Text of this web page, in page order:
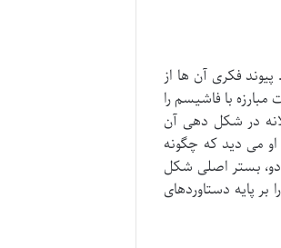
فکری آن ها از
با فاشیسم را
در شکل دهی آن
می دید که چگونه
دو، بستر اصلی شکل
پایه دستاوردهای